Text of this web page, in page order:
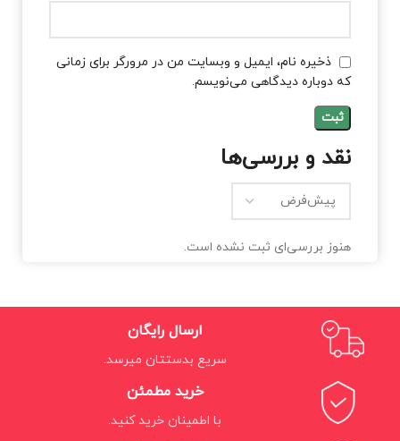
نقد و بررسی‌ها
هنوز بررسی‌ای ثبت نشده است.
ذخیره نام، ایمیل و وبسایت من در مرورگر برای زمانی
که دوباره دیدگاهی می‌نویسم.
ارسال رایگان
سریع بدستتان میرسد.
خرید مطمئن
با اطمینان خرید کنید.